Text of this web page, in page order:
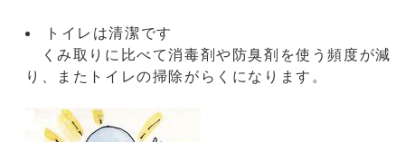
トイレは清潔です
くみ取りに比べて消毒剤や防臭剤を使う頻度が減
り、またトイレの掃除がらくになります。